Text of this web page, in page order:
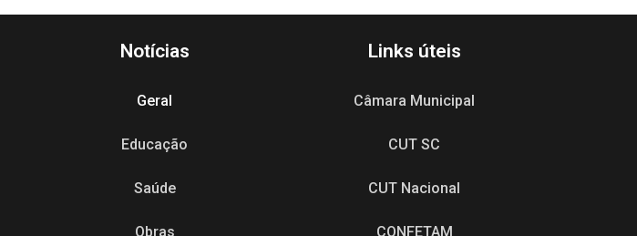
Notícias
Geral
Educação
Saúde
Obras
Links úteis
Câmara Municipal
CUT SC
CUT Nacional
CONFETAM